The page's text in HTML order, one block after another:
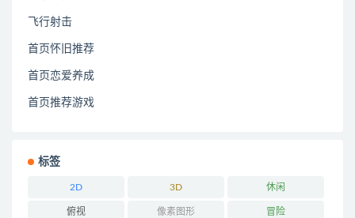
飞行射击
首页怀旧推荐
首页恋爱养成
首页推荐游戏
标签
2D 3D 休闲
俯视 像素图形 冒险